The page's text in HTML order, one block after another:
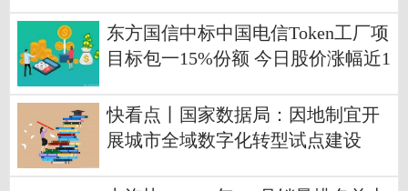
东方国信中标中国电信Token工厂项
目标包一15%份额 今日股价涨幅近1
快看点丨国家数据局：因地制宜开
展城市全域数字化转型试点建设